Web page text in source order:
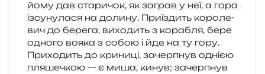
йому дав ста­ри­чок, як заграв у неї, а гора
ізсу­ну­ла­ся на доли­ну. Приїздить коро­ле­
вич до бере­га, вихо­дить з кора­бля, бере
одно­го вояка з собою і йде на ту гору.
Приходить до кри­ни­ці, зачер­пнув одні­єю
пля­ше­чкою — є миша, кинув; зачер­пнув